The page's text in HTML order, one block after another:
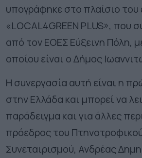
υπογράφηκε στο πλαίσιο του
«LOCAL4GREEN PLUS», που
από τον ΕΟΕΣ Εύξεινη Πόλη,
οποίου είναι ο Δήμος
Η συνεργασία αυτή είναι η
στην Ελλάδα και μπορεί να
παράδειγμα και για άλλες
πρόεδρος του
Συνεταιρισμού, Ανδρέας